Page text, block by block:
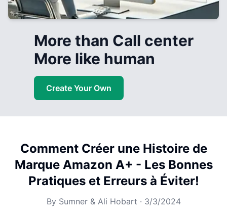
More than Call center
More like human
Create Your Own
Comment Créer une Histoire de
Marque Amazon A+ - Les Bonnes
Pratiques et Erreurs à Éviter!
By Sumner & Ali Hobart · 3/3/2024